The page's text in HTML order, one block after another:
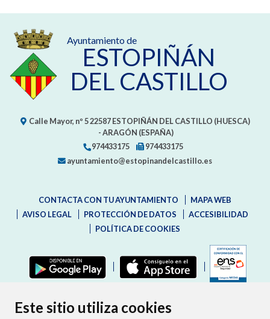
Este sitio utiliza cookies
Ayuntamiento de
ESTOPIÑÁN
DEL CASTILLO
Calle Mayor, nº 522587 ESTOPIÑÁN DEL CASTILLO (HUESCA)
- ARAGÓN (ESPAÑA)
974433175
974433175
ayuntamiento@estopinandelcastillo.es
CONTACTA CON TU AYUNTAMIENTO
MAPA WEB
AVISO LEGAL
PROTECCIÓN DE DATOS
ACCESIBILIDAD
POLÍTICA DE COOKIES